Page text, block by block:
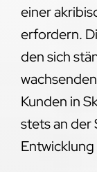
einer
erfordern.
den sich
Kunden in
stets an der